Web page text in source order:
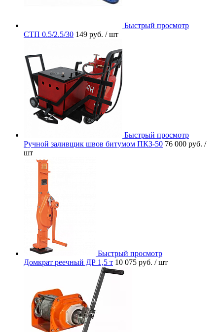
Быстрый просмотр
СТП 0.5/2.5/30 149 руб. / шт
Быстрый просмотр
Ручной заливщик швов битумом ПКЗ-50 76 000 руб. /
шт
Быстрый просмотр
Домкрат реечный ДР 1,5 т 10 075 руб. / шт